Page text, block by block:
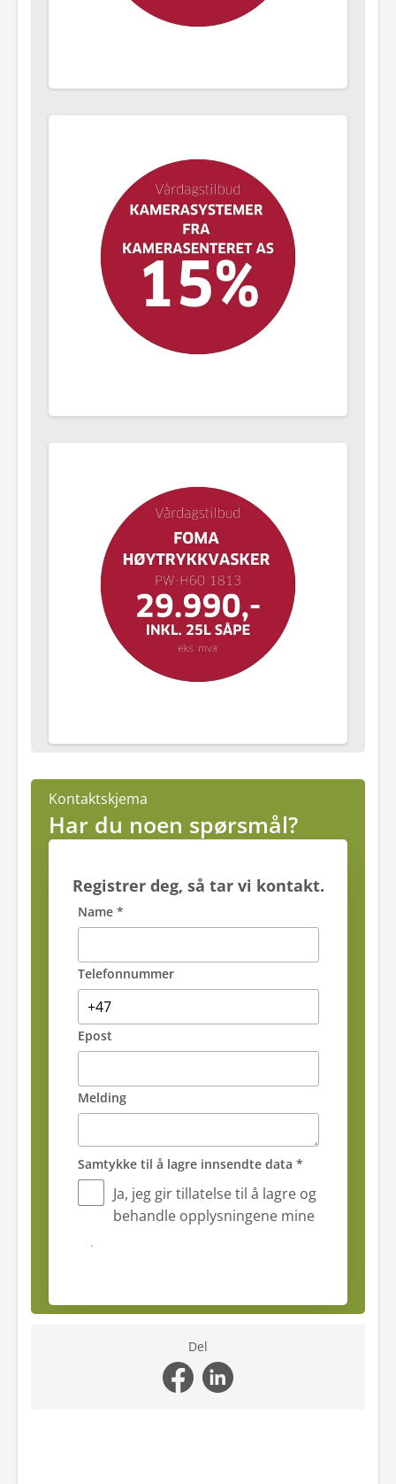
Kontaktskjema
Har du noen spørsmål?
Registrer deg, så tar vi kontakt.
Name *
Telefonnummer
Epost
Melding
Samtykke til å lagre innsendte data *
Ja, jeg gir tillatelse til å lagre og
behandle opplysningene mine
Submit
Del